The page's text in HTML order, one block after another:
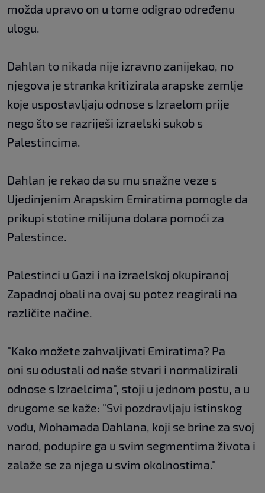
možda upravo on u tome odigrao određenu
ulogu.
Dahlan to nikada nije izravno zanijekao, no
njegova je stranka kritizirala arapske zemlje
koje uspostavljaju odnose s Izraelom prije
nego što se razriješi izraelski sukob s
Palestincima.
Dahlan je rekao da su mu snažne veze s
Ujedinjenim Arapskim Emiratima pomogle da
prikupi stotine milijuna dolara pomoći za
Palestince.
Palestinci u Gazi i na izraelskoj okupiranoj
Zapadnoj obali na ovaj su potez reagirali na
različite načine.
"Kako možete zahvaljivati Emiratima? Pa
oni su odustali od naše stvari i normalizirali
odnose s Izraelcima", stoji u jednom postu, a u
drugome se kaže: "Svi pozdravljaju istinskog
vođu, Mohamada Dahlana, koji se brine za svoj
narod, podupire ga u svim segmentima života i
zalaže se za njega u svim okolnostima."